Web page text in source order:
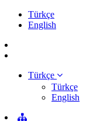
Türkçe
English
Türkçe
Türkçe
English